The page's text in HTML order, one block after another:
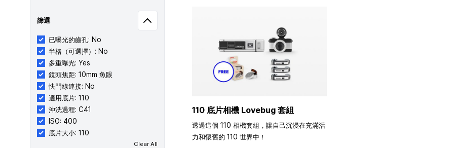
篩選
已曝光的齒孔: No
半格（可選擇）: No
多重曝光: Yes
鏡頭焦距: 10mm 魚眼
快門線連接: No
適用底片: 110
沖洗過程: C41
ISO: 400
底片大小: 110
Clear All
110 底片相機 Lovebug 套組
透過這個 110 相機套組，讓自己沉浸在充滿活
力和懷舊的 110 世界中！